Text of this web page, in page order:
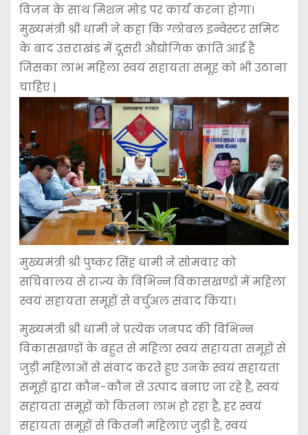
विजन के साथ मिशन मोड पर कार्य करना होगा।
मुख्यमंत्री श्री धामी ने कहा कि ग्लोबल इन्वेस्टर समिट
के बाद उत्तराखंड में दूसरी औद्योगिक क्रांति आई है
जिसका लाभ महिला स्वयं सहायता समूह को भी उठाना
चाहिए |
मुख्यमंत्री श्री पुष्कर सिंह धामी ने सोमवार को
सचिवालय से राज्य के विभिन्न विकासखण्डों में महिला
स्वयं सहायता समूहों से वर्चुअल संवाद किया।
मुख्यमंत्री श्री धामी ने प्रत्येक जनपद की विभिन्न
विकासखण्डों के बहुत से महिला स्वयं सहायता समूहों से
जुड़ी महिलाओं से संवाद करते हुए उनके स्वयं सहायता
समूहों द्वारा कौन-कौन से उत्पाद बनाए जा रहे हैं, स्वयं
सहायता समूहों को कितना लाभ हो रहा है, हर स्वयं
सहायता समूहों से कितनी महिलाएं जुड़ी हैं, स्वयं